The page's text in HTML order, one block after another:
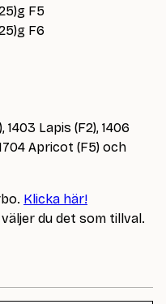
F5
F6
1403 Lapis (F2), 1406
Apricot (F5) och
Klicka här!
du det som tillval.